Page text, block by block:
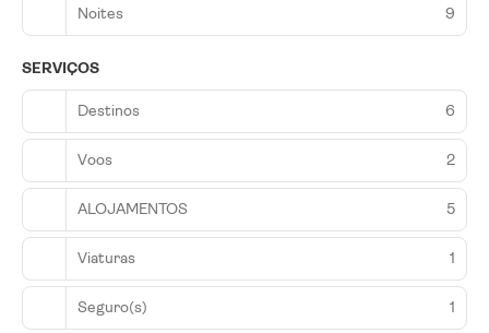
Noites 9
SERVIÇOS
Destinos 6
Voos 2
ALOJAMENTOS 5
Viaturas 1
Seguro(s) 1